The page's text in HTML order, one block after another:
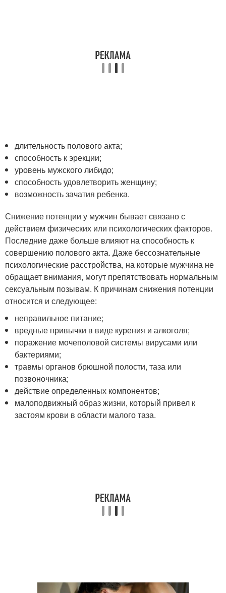
длительность полового акта;
способность к эрекции;
уровень мужского либидо;
способность удовлетворить женщину;
возможность зачатия ребенка.
Снижение потенции у мужчин бывает связано с
действием физических или психологических факторов.
Последние даже больше влияют на способность к
совершению полового акта. Даже бессознательные
психологические расстройства, на которые мужчина не
обращает внимания, могут препятствовать нормальным
сексуальным позывам. К причинам снижения потенции
относится и следующее:
неправильное питание;
вредные привычки в виде курения и алкоголя;
поражение мочеполовой системы вирусами или
бактериями;
травмы органов брюшной полости, таза или
позвоночника;
действие определенных компонентов;
малоподвижный образ жизни, который привел к
застоям крови в области малого таза.